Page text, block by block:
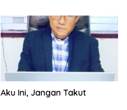
Aku Ini, Jangan Takut